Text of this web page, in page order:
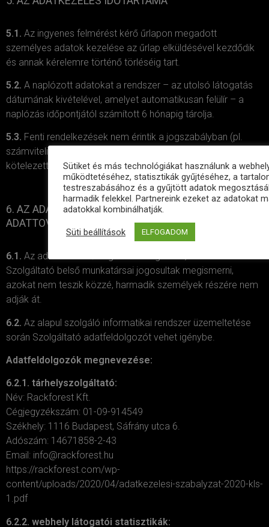
5.1. Az ingyenes felmérést kérő űrlapon megadott
személyes adatok kezelése az űrlap elküldésével kezdődik
és annak kérelemre történő törléséig tart.
5.2. A naplózott adatokat a rendszer – az utolsó látogatás
dátumának kivételével, amelyet automatikusan felülír – a
naplózás időpontjától számított 6 hónapig tárolja.
5.3. Fenti rendelkezések nem érintik a jogszabályban (pl.
számviteli jogszabályokban) meghatározott megőrzési
kötelezettségek teljesítését.
6. AZ ADATOKAT MEGISMERŐ SZEMÉLYEK KÖRE,
ADATTOVÁBBÍTÁS, ADATFELDOLGOZÁS
6.1. Az adatokat elsődlegesen Szolgáltató, illetve
Szolgáltató belső munkatársai jogosultak megismerni,
azokat nem teszik közzé, harmadik személyek részére nem
adják át.
6.2. Az alapul szolgáló informatikai rendszer üzemeltetése
során Szolgáltató adatfeldolgozót vehet igénybe.
Adatfeldolgozók megnevezése:
6.2.1. tárhelyszolgáltató:
Név: Rackforest Kft.
Cégjegyzékszám: 01-09-914549
Székhely: 1116 Budapest, Sáfrány utca 6.
Adószám: 14671858-2-43
Email: info@rackforest.hu
https://rackforest.com/wp-
content/uploads/2020/04/adatkezelesi-szabalyzat-2020-kls-
1.pdf
6.2.2. webhely látogatói statisztikák:
Sütiket és más technológiákat használunk a
működtetéséhez, statisztikák gyűjtéséhez, a
testreszabásához és a gyűjtött adatok
harmadik felekkel. Partnereink ezeket az adatokat
adatokkal kombinálhatják.
Süti beállítások ELFOGADOM